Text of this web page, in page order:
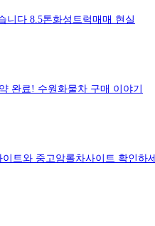
니다 8.5톤화성트럭매매 현실
완료! 수원화물차 구매 이야기
트와 중고암롤차사이트 확인하